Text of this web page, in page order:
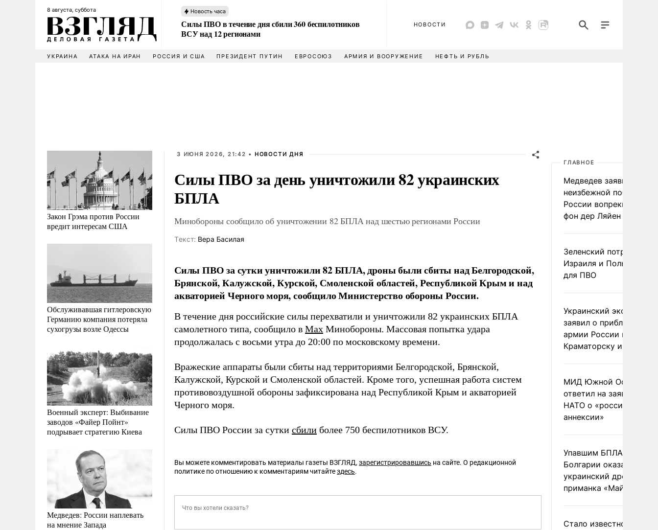
8 августа, суббота Новость часа
Силы ПВО в течение дня сбили 360 беспилотников
ВСУ над 12 регионами
НОВОСТИ
УКРАИНА АТАКА НА ИРАН РОССИЯ И США ПРЕЗИДЕНТ ПУТИН ЕВРОСОЮЗ АРМИЯ И ВООРУЖЕНИЕ НЕФТЬ И РУБЛЬ
Закон Грэма против России
вредит интересам США
Обслуживавшая гитлеровскую
Германию компания потеряла
сухогрузы возле Одессы
Военный эксперт: Выбивание
заводов «Файер Пойнт»
подрывает стратегию Киева
Медведев: России наплевать
на мнение Запада
3 ИЮНЯ 2026, 21:42 • НОВОСТИ ДНЯ
Силы ПВО за день уничтожили 82 украинских
БПЛА
Минобороны сообщило об уничтожении 82 БПЛА над шестью регионами России
Tекст: Вера Басилая
Силы ПВО за сутки уничтожили 82 БПЛА, дроны были сбиты над Белгородской,
Брянской, Калужской, Курской, Смоленской областей, Республикой Крым и над
акваторией Черного моря, сообщило Министерство обороны России.
В течение дня российские силы перехватили и уничтожили 82 украинских БПЛА
самолетного типа, сообщило в Max Минобороны. Массовая попытка удара
продолжалась с восьми утра до 20:00 по московскому времени.
Вражеские аппараты были сбиты над территориями Белгородской, Брянской,
Калужской, Курской и Смоленской областей. Кроме того, успешная работа систем
противовоздушной обороны зафиксирована над Республикой Крым и акваторией
Черного моря.
Силы ПВО России за сутки сбили более 750 беспилотников ВСУ.
Вы можете комментировать материалы газеты ВЗГЛЯД, зарегистрировавшись на сайте. О редакционной
политике по отношению к комментариям читайтездесь.
ГЛАВНОЕ
Медведев заявил о
неизбежной победе
России вопреки словам
фон дер Ляйен
Зеленский потребовал
Израиля и Польши
для ПВО
Украинский эксперт
заявил о приближении
армии России к
Краматорску и
МИД Южной Осетии
ответил на заявления
НАТО о «российской
аннексии»
Упавшим БПЛА в
Болгарии оказался
украинский дрон-
приманка «Майя»
Стало известно о